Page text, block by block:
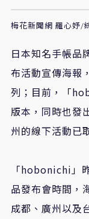
梅花新聞網 羅心妤/
日本知名手帳
布活動宣傳海報
列；目前，「
版本，同時也發
州的線下活動已
「hobonichi」
品發布會時間，
成都、廣州以及